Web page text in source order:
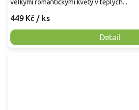
449 Kč / ks
Detail
velkými romantickými květy v teplých...